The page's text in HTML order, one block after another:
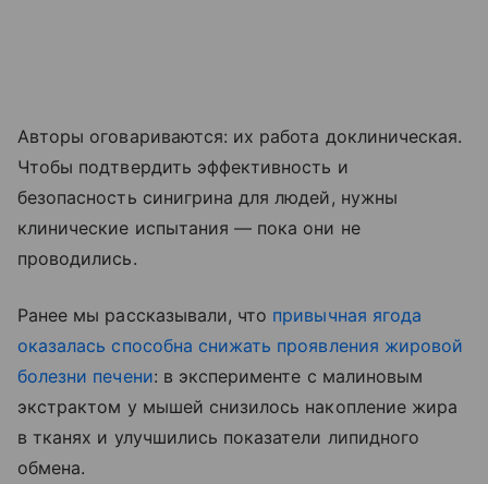
Авторы оговариваются: их работа доклиническая.
Чтобы подтвердить эффективность и
безопасность синигрина для людей, нужны
клинические испытания — пока они не
проводились.
Ранее мы рассказывали, что привычная ягода
оказалась способна снижать проявления жировой
болезни печени: в эксперименте с малиновым
экстрактом у мышей снизилось накопление жира
в тканях и улучшились показатели липидного
обмена.